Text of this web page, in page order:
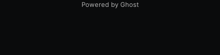
Powered by Ghost